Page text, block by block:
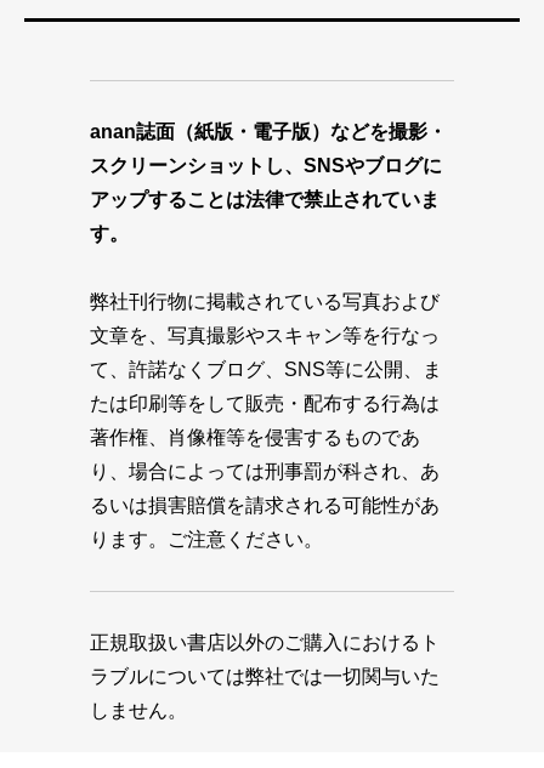
anan誌面（紙版・電子版）などを撮影・
スクリーンショットし、SNSやブログに
アップすることは法律で禁止されていま
す。
弊社刊行物に掲載されている写真および
文章を、写真撮影やスキャン等を行なっ
て、許諾なくブログ、SNS等に公開、ま
たは印刷等をして販売・配布する行為は
著作権、肖像権等を侵害するものであ
り、場合によっては刑事罰が科され、あ
るいは損害賠償を請求される可能性があ
ります。ご注意ください。
正規取扱い書店以外のご購入におけるト
ラブルについては弊社では一切関与いた
しません。